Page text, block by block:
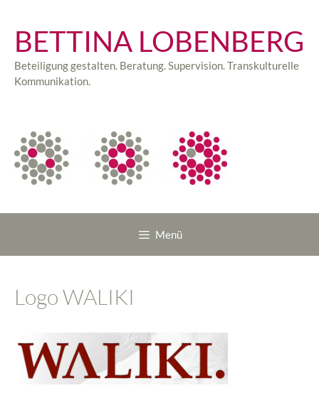
springen
BETTINA LOBENBERG
Beteiligung gestalten. Beratung. Supervision. Transkulturelle
Kommunikation.
Menü
Logo WALIKI